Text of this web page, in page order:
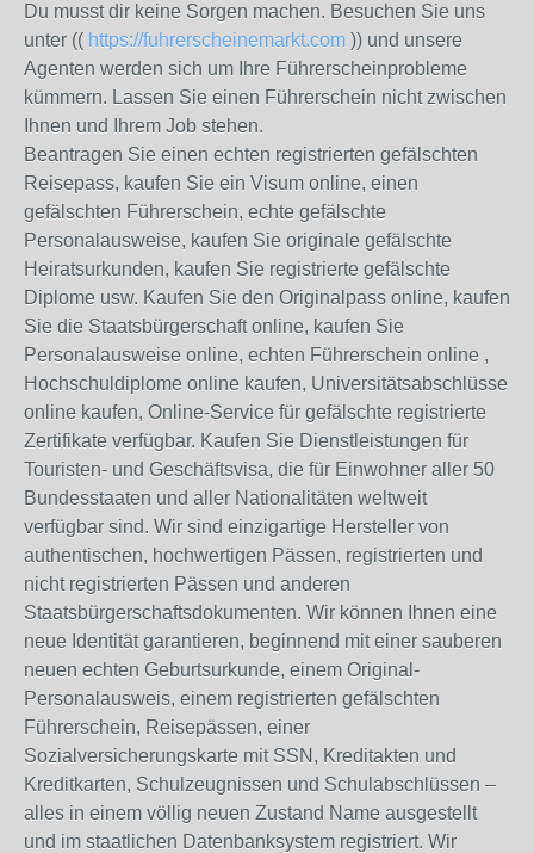
Du musst dir keine Sorgen machen. Besuchen Sie uns
unter (( https://fuhrerscheinemarkt.com )) und unsere
Agenten werden sich um Ihre Führerscheinprobleme
kümmern. Lassen Sie einen Führerschein nicht zwischen
Ihnen und Ihrem Job stehen.
Beantragen Sie einen echten registrierten gefälschten
Reisepass, kaufen Sie ein Visum online, einen
gefälschten Führerschein, echte gefälschte
Personalausweise, kaufen Sie originale gefälschte
Heiratsurkunden, kaufen Sie registrierte gefälschte
Diplome usw. Kaufen Sie den Originalpass online, kaufen
Sie die Staatsbürgerschaft online, kaufen Sie
Personalausweise online, echten Führerschein online ,
Hochschuldiplome online kaufen, Universitätsabschlüsse
online kaufen, Online-Service für gefälschte registrierte
Zertifikate verfügbar. Kaufen Sie Dienstleistungen für
Touristen- und Geschäftsvisa, die für Einwohner aller 50
Bundesstaaten und aller Nationalitäten weltweit
verfügbar sind. Wir sind einzigartige Hersteller von
authentischen, hochwertigen Pässen, registrierten und
nicht registrierten Pässen und anderen
Staatsbürgerschaftsdokumenten. Wir können Ihnen eine
neue Identität garantieren, beginnend mit einer sauberen
neuen echten Geburtsurkunde, einem Original-
Personalausweis, einem registrierten gefälschten
Führerschein, Reisepässen, einer
Sozialversicherungskarte mit SSN, Kreditakten und
Kreditkarten, Schulzeugnissen und Schulabschlüssen –
alles in einem völlig neuen Zustand Name ausgestellt
und im staatlichen Datenbanksystem registriert. Wir